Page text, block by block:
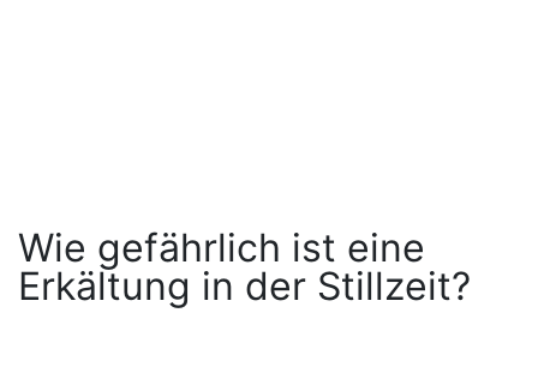
Wie gefährlich ist eine
Erkältung in der Stillzeit?